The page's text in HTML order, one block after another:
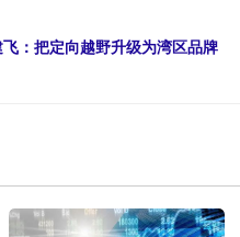
：把定向越野升级为湾区品牌